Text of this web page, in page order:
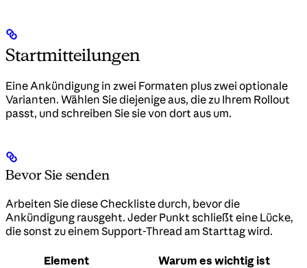
Startmitteilungen
Eine Ankündigung in zwei Formaten plus zwei optionale
Varianten. Wählen Sie diejenige aus, die zu Ihrem Rollout
passt, und schreiben Sie sie von dort aus um.
Bevor Sie senden
Arbeiten Sie diese Checkliste durch, bevor die
Ankündigung rausgeht. Jeder Punkt schließt eine Lücke,
die sonst zu einem Support-Thread am Starttag wird.
Element Warum es wichtig ist